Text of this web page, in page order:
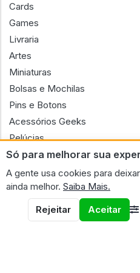
Só para melhorar sua
A gente usa cookies para
ainda melhor. Saiba Mais.
Rejeitar
Aceitar
Cards
Games
Livraria
Artes
Miniaturas
Bolsas e Mochilas
Pins e Botons
Acessórios Geeks
Pelúcias
Bonecas
CNPJ n.º 30.220.458/0001-17 -